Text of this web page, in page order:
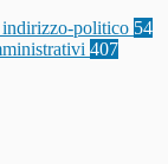
politico 54
407